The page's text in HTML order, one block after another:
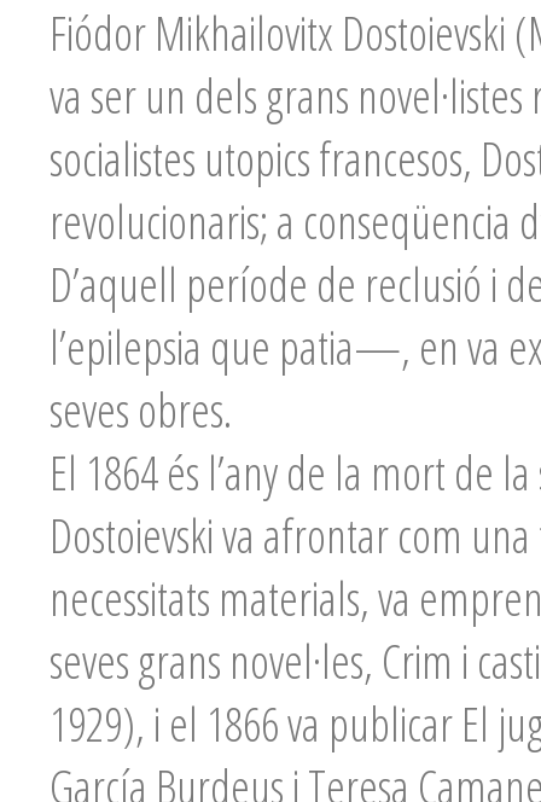
Fiódor Mikhailovitx Dostoievski
va ser un dels grans
socialistes utopics francesos,
revolucionaris; a conseqüencia
D’aquell període de reclusió i
l’epilepsia que patia—, en va
seves obres.
El 1864 és l’any de la mort de
Dostoievski va afrontar com
necessitats materials, va
seves grans novel·les, Crim i
1929), i el 1866 va publicar El
García Burdeus i Teresa